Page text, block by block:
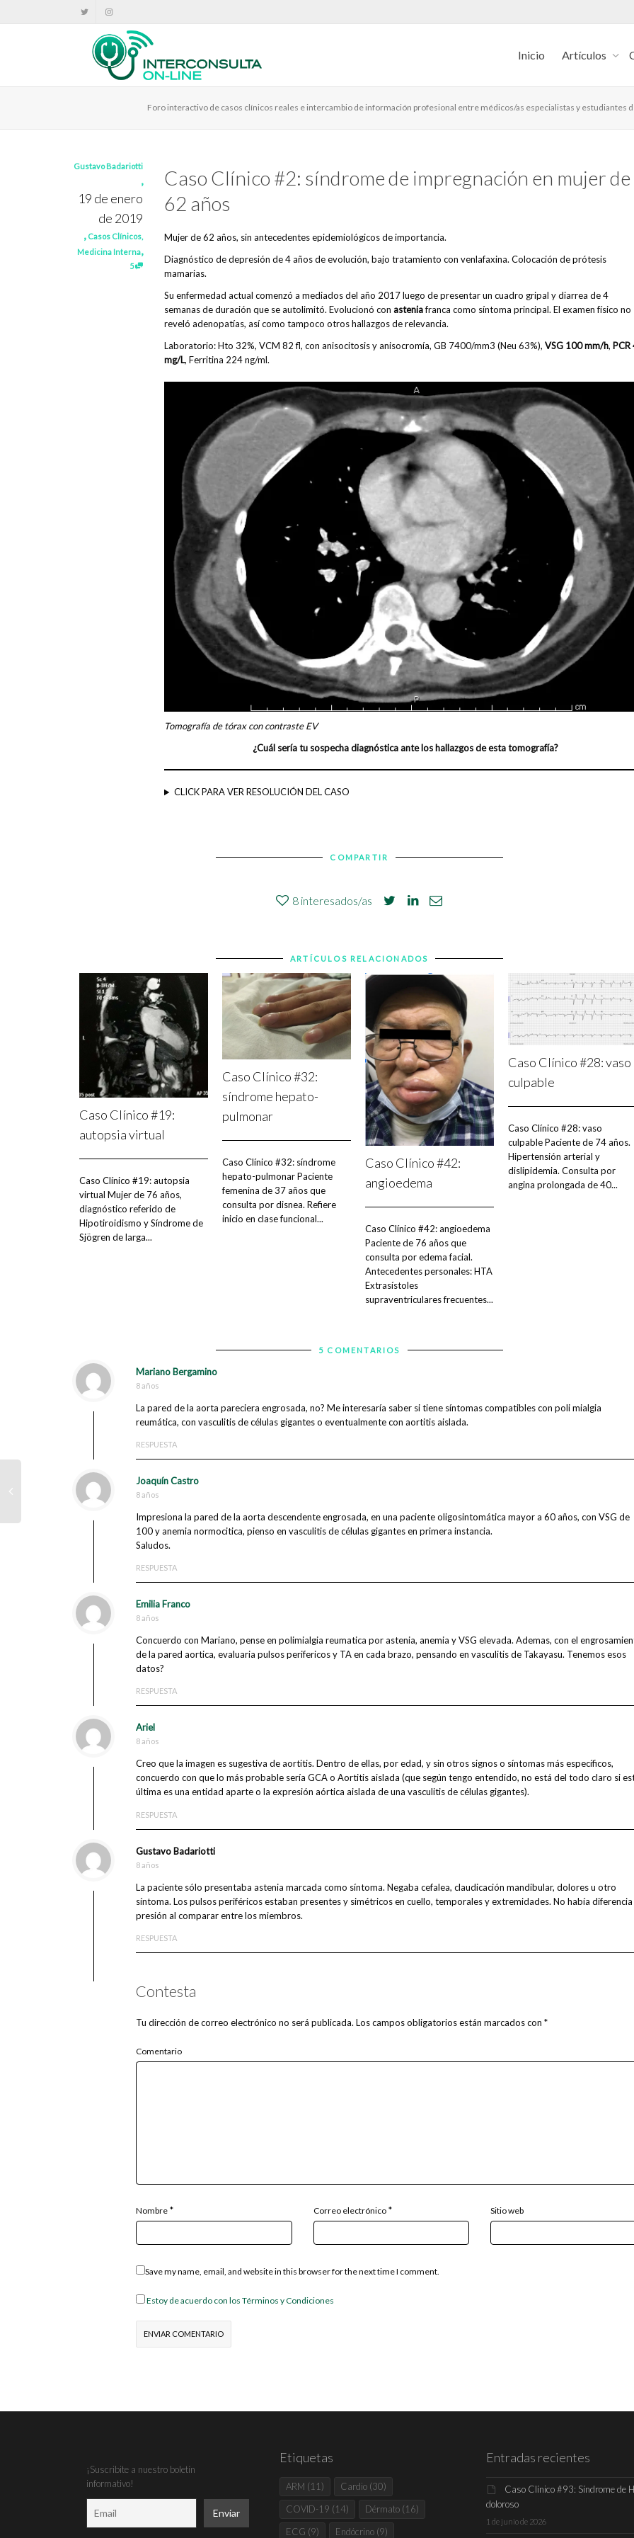
Inicio Artículos
Foro interactivo de casos clínicos reales e intercambio de información profesional entre médicos/as especialistas y estudiantes
Gustavo Badariotti
,
19 de enero
de 2019
, Casos Clínicos,
Medicina Interna,
5
Caso Clínico #2: síndrome de impregnación en mujer de
62 años
Mujer de 62 años, sin antecedentes epidemiológicos de importancia.
Diagnóstico de depresión de 4 años de evolución, bajo tratamiento con venlafaxina. Colocación de prótesis
mamarias.
Su enfermedad actual comenzó a mediados del año 2017 luego de presentar un cuadro gripal y diarrea de 4
semanas de duración que se autolimitó. Evolucionó con asteniafranca como síntoma principal. El examen físico no
reveló adenopatías, así como tampoco otros hallazgos de relevancia.
Laboratorio: Hto 32%, VCM 82 fl, con anisocitosis y anisocromía, GB 7400/mm3 (Neu 63%), VSG 100 mm/h, PCR
mg/L, Ferritina 224 ng/ml.
Tomografía de tórax con contraste EV
¿Cuál sería tu sospecha diagnóstica ante los hallazgos de esta tomografía?
CLICK PARA VER RESOLUCIÓN DEL CASO
COMPARTIR
8 interesados/as
ARTÍCULOS RELACIONADOS
Caso Clínico #19:
autopsia virtual
Caso Clínico #19: autopsia
virtual Mujer de 76 años,
diagnóstico referido de
Hipotiroidismo y Síndrome de
Sjögren de larga...
Caso Clínico #32:
síndrome hepato-
pulmonar
Caso Clínico #32: síndrome
hepato-pulmonar Paciente
femenina de 37 años que
consulta por disnea. Refiere
inicio en clase funcional...
Caso Clínico #42:
angioedema
Caso Clínico #42: angioedema
Paciente de 76 años que
consulta por edema facial.
Antecedentes personales: HTA
Extrasístoles
supraventriculares frecuentes...
Caso Clínico #28: vaso
culpable
Caso Clínico #28: vaso
culpable Paciente de 74 años.
Hipertensión arterial y
dislipidemia. Consulta por
angina prolongada de 40...
5 COMENTARIOS
Mariano Bergamino
8 años
La pared de la aorta pareciera engrosada, no? Me interesaría saber si tiene síntomas compatibles con poli mialgia
reumática, con vasculitis de células gigantes o eventualmente con aortitis aislada.
RESPUESTA
Joaquín Castro
8 años
Impresiona la pared de la aorta descendente engrosada, en una paciente oligosintomática mayor a 60 años, con VSG de
100 y anemia normocitica, pienso en vasculitis de células gigantes en primera instancia.
Saludos.
RESPUESTA
Emilia Franco
8 años
Concuerdo con Mariano, pense en polimialgia reumatica por astenia, anemia y VSG elevada. Ademas, con el
de la pared aortica, evaluaria pulsos perifericos y TA en cada brazo, pensando en vasculitis de Takayasu. Tenemos esos
datos?
RESPUESTA
Ariel
8 años
Creo que la imagen es sugestiva de aortitis. Dentro de ellas, por edad, y sin otros signos o síntomas más específicos,
concuerdo con que lo más probable sería GCA o Aortitis aislada (que según tengo entendido, no está del todo claro si
última es una entidad aparte o la expresión aórtica aislada de una vasculitis de células gigantes).
RESPUESTA
Gustavo Badariotti
8 años
La paciente sólo presentaba astenia marcada como síntoma. Negaba cefalea, claudicación mandibular, dolores u otro
síntoma. Los pulsos periféricos estaban presentes y simétricos en cuello, temporales y extremidades. No había
presión al comparar entre los miembros.
RESPUESTA
Contesta
Tu dirección de correo electrónico no será publicada. Los campos obligatorios están marcados con *
Comentario
Nombre * Correo electrónico * Sitio web
Save my name, email, and website in this browser for the next time I comment.
Estoy de acuerdo con los Términos y Condiciones
¡Suscribite a nuestro boletín
informativo!
Etiquetas
ARM (11) Cardio(30)
COVID-19 (14) Dérmato(16)
ECG (9) Endócrino(9)
Entradas recientes
Caso Clínico #93: Síndrome de
doloroso
1 de junio de 2026